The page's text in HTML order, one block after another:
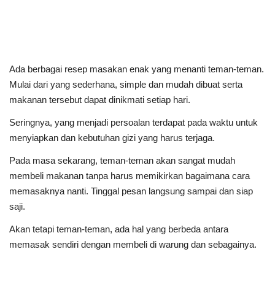
Ada berbagai resep masakan enak yang menanti teman-teman.
Mulai dari yang sederhana, simple dan mudah dibuat serta
makanan tersebut dapat dinikmati setiap hari.
Seringnya, yang menjadi persoalan terdapat pada waktu untuk
menyiapkan dan kebutuhan gizi yang harus terjaga.
Pada masa sekarang, teman-teman akan sangat mudah
membeli makanan tanpa harus memikirkan bagaimana cara
memasaknya nanti. Tinggal pesan langsung sampai dan siap
saji.
Akan tetapi teman-teman, ada hal yang berbeda antara
memasak sendiri dengan membeli di warung dan sebagainya.